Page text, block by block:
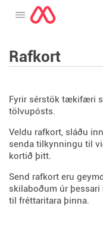
Opna valmyndina
Rafkort
Fyrir sérstök tækifæri
tölvupósts.
Veldu rafkort, sláðu
senda tilkynningu til
kortið þitt.
Send rafkort eru
skilaboðum úr
til fréttaritara þinna.